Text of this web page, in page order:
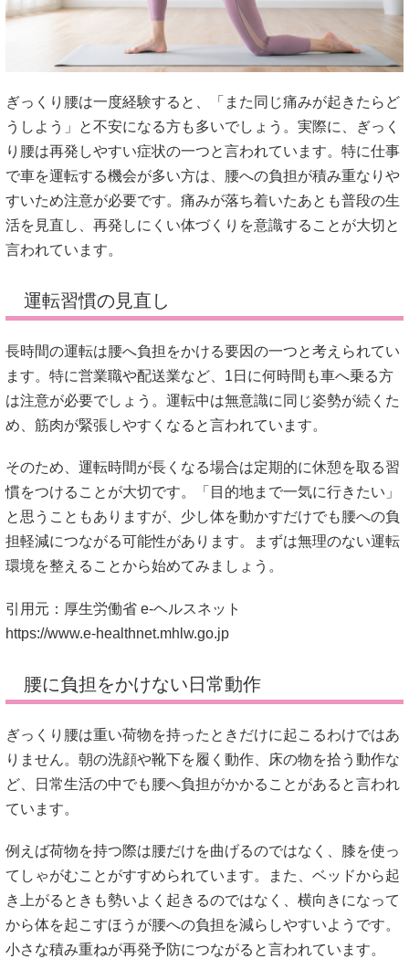
ぎっくり腰は一度経験すると、「また同じ痛みが起きたらど
うしよう」と不安になる方も多いでしょう。実際に、ぎっく
り腰は再発しやすい症状の一つと言われています。特に仕事
で車を運転する機会が多い方は、腰への負担が積み重なりや
すいため注意が必要です。痛みが落ち着いたあとも普段の生
活を見直し、再発しにくい体づくりを意識することが大切と
言われています。
運転習慣の見直し
長時間の運転は腰へ負担をかける要因の一つと考えられてい
ます。特に営業職や配送業など、1日に何時間も車へ乗る方
は注意が必要でしょう。運転中は無意識に同じ姿勢が続くた
め、筋肉が緊張しやすくなると言われています。
そのため、運転時間が長くなる場合は定期的に休憩を取る習
慣をつけることが大切です。「目的地まで一気に行きたい」
と思うこともありますが、少し体を動かすだけでも腰への負
担軽減につながる可能性があります。まずは無理のない運転
環境を整えることから始めてみましょう。
引用元：厚生労働省 e-ヘルスネット
https://www.e-healthnet.mhlw.go.jp
腰に負担をかけない日常動作
ぎっくり腰は重い荷物を持ったときだけに起こるわけではあ
りません。朝の洗顔や靴下を履く動作、床の物を拾う動作な
ど、日常生活の中でも腰へ負担がかかることがあると言われ
ています。
例えば荷物を持つ際は腰だけを曲げるのではなく、膝を使っ
てしゃがむことがすすめられています。また、ベッドから起
き上がるときも勢いよく起きるのではなく、横向きになって
から体を起こすほうが腰への負担を減らしやすいようです。
小さな積み重ねが再発予防につながると言われています。